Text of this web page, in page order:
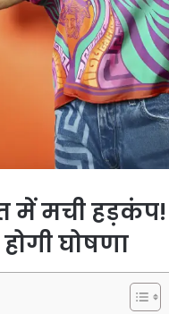
में मची
घोषणा